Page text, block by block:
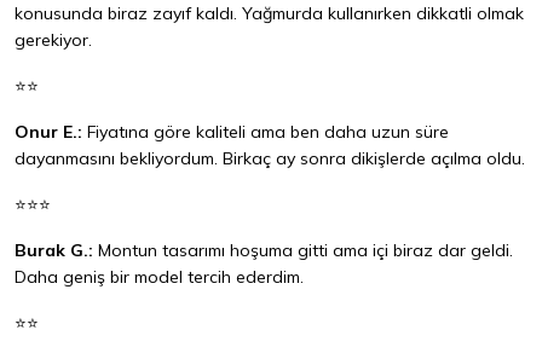
konusunda biraz zayıf kaldı. Yağmurda kullanırken dikkatli olmak
gerekiyor.
⭐⭐
Onur E.: Fiyatına göre kaliteli ama ben daha uzun süre
dayanmasını bekliyordum. Birkaç ay sonra dikişlerde açılma oldu.
⭐⭐⭐
Burak G.: Montun tasarımı hoşuma gitti ama içi biraz dar geldi.
Daha geniş bir model tercih ederdim.
⭐⭐